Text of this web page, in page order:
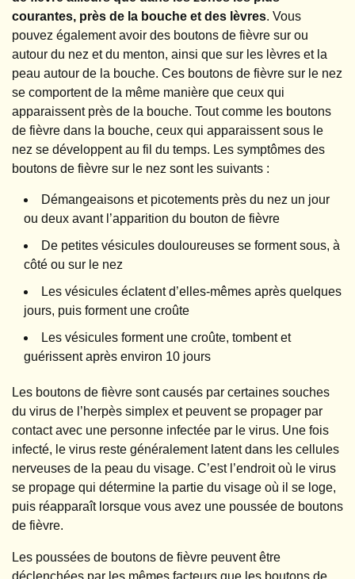
courantes, près de la bouche et des lèvres. Vous
pouvez également avoir des boutons de fièvre sur ou
autour du nez et du menton, ainsi que sur les lèvres et la
peau autour de la bouche. Ces boutons de fièvre sur le nez
se comportent de la même manière que ceux qui
apparaissent près de la bouche. Tout comme les boutons
de fièvre dans la bouche, ceux qui apparaissent sous le
nez se développent au fil du temps. Les symptômes des
boutons de fièvre sur le nez sont les suivants :
Démangeaisons et picotements près du nez un jour
ou deux avant l’apparition du bouton de fièvre
De petites vésicules douloureuses se forment sous, à
côté ou sur le nez
Les vésicules éclatent d’elles-mêmes après quelques
jours, puis forment une croûte
Les vésicules forment une croûte, tombent et
guérissent après environ 10 jours
Les boutons de fièvre sont causés par certaines souches
du virus de l’herpès simplex et peuvent se propager par
contact avec une personne infectée par le virus. Une fois
infecté, le virus reste généralement latent dans les cellules
nerveuses de la peau du visage. C’est l’endroit où le virus
se propage qui détermine la partie du visage où il se loge,
puis réapparaît lorsque vous avez une poussée de boutons
de fièvre.
Les poussées de boutons de fièvre peuvent être